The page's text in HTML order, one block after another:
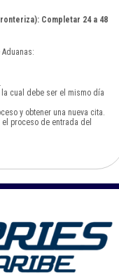
Completar 24 a 48
cual debe ser el mismo día
y obtener una nueva cita.
proceso de entrada del